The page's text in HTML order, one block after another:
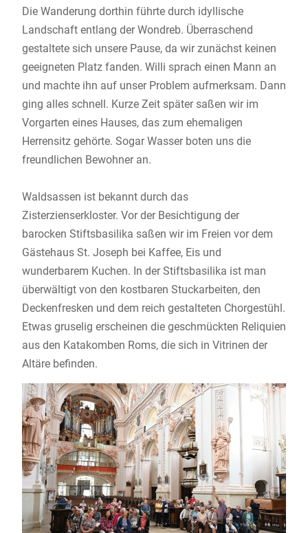
Die Wanderung dorthin führte durch idyllische
Landschaft entlang der Wondreb. Überraschend
gestaltete sich unsere Pause, da wir zunächst keinen
geeigneten Platz fanden. Willi sprach einen Mann an
und machte ihn auf unser Problem aufmerksam. Dann
ging alles schnell. Kurze Zeit später saßen wir im
Vorgarten eines Hauses, das zum ehemaligen
Herrensitz gehörte. Sogar Wasser boten uns die
freundlichen Bewohner an.
Waldsassen ist bekannt durch das
Zisterzienserkloster. Vor der Besichtigung der
barocken Stiftsbasilika saßen wir im Freien vor dem
Gästehaus St. Joseph bei Kaffee, Eis und
wunderbarem Kuchen. In der Stiftsbasilika ist man
überwältigt von den kostbaren Stuckarbeiten, den
Deckenfresken und dem reich gestalteten Chorgestühl.
Etwas gruselig erscheinen die geschmückten Reliquien
aus den Katakomben Roms, die sich in Vitrinen der
Altäre befinden.